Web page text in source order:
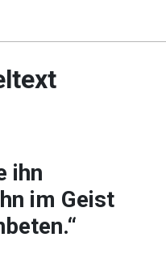
ihn
im Geist